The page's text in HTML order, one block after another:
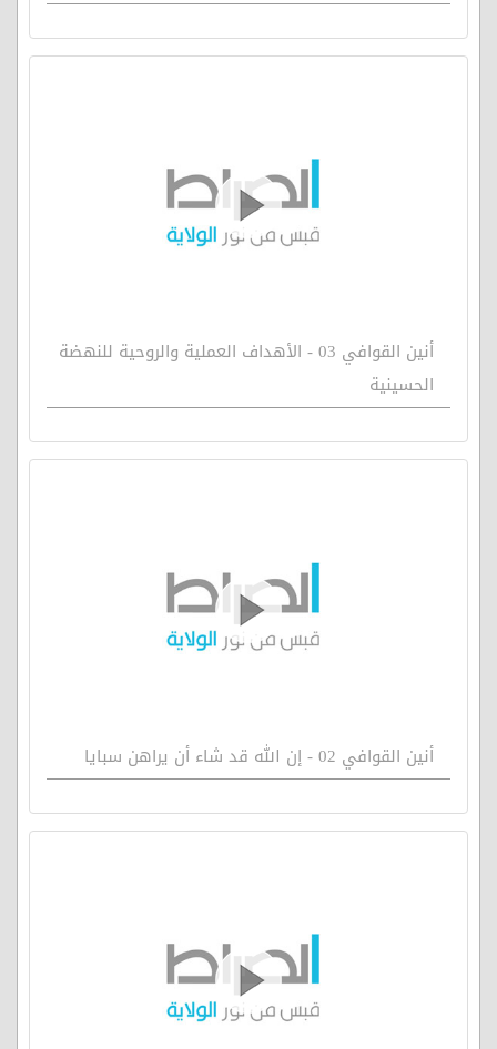
أنين القوافي 03 - الأهداف العملية والروحية للنهضة
الحسينية
أنين القوافي 02 - إن الله قد شاء أن يراهن سبايا